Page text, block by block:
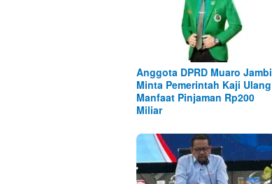
Anggota DPRD Muaro Jambi
Minta Pemerintah Kaji Ulang
Manfaat Pinjaman Rp200
Miliar